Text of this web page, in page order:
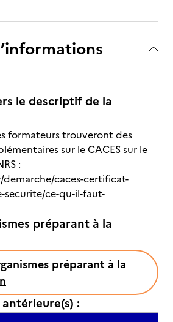
le descriptif de la
formateurs trouveront des
sur le CACES sur le
:
caces-certificat-
ce-qu-il-faut-
préparant à la
préparant à la
: